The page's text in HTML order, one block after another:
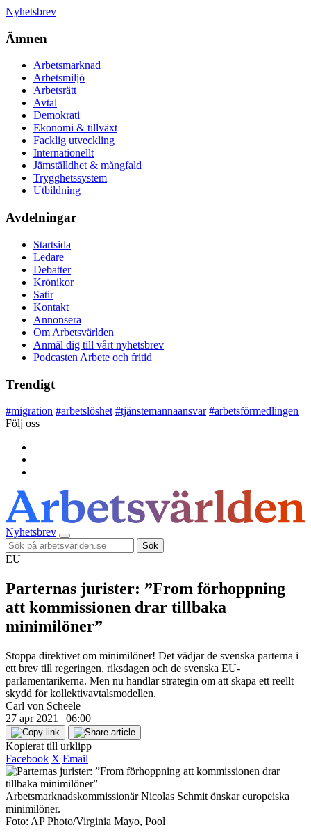
Nyhetsbrev
Ämnen
Arbetsmarknad
Arbetsmiljö
Arbetsrätt
Avtal
Demokrati
Ekonomi & tillväxt
Facklig utveckling
Internationellt
Jämställdhet & mångfald
Trygghetssystem
Utbildning
Avdelningar
Startsida
Ledare
Debatter
Krönikor
Satir
Kontakt
Annonsera
Om Arbetsvärlden
Anmäl dig till vårt nyhetsbrev
Podcasten Arbete och fritid
Trendigt
#migration #arbetslöshet #tjänstemannaansvar #arbetsförmedlingen
Följ oss
Nyhetsbrev
Sök
EU
Parternas jurister: ”From förhoppning
att kommissionen drar tillbaka
minimilöner”
Stoppa direktivet om minimilöner! Det vädjar de svenska parterna i
ett brev till regeringen, riksdagen och de svenska EU-
parlamentarikerna. Men nu handlar strategin om att skapa ett reellt
skydd för kollektivavtalsmodellen.
Carl von Scheele
27 apr 2021 | 06:00
Kopierat till urklipp
Facebook X Email
Arbetsmarknadskommissionär Nicolas Schmit önskar europeiska
minimilöner.
Foto: AP Photo/Virginia Mayo, Pool